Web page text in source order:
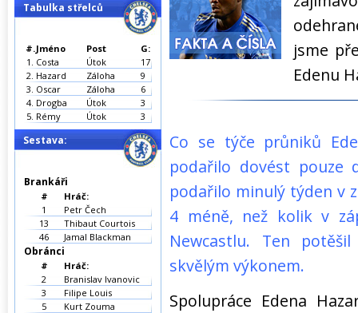
jsme
Edenu
Co se týče průniků
podařilo dovést
podařilo minulý týden v
4 méně, než kolik v
Newcastlu. Ten
skvělým výkonem.
Spolupráce Edena
Tabulka střelců
#.Jméno Post
G:
1. Costa Útok
17
2. Hazard Záloha
9
3. Oscar Záloha
6
4. Drogba Útok
3
5. Rémy Útok 3
Sestava:
Brankáři
#
Hráč:
1
Petr Čech
13
Thibaut Courtois
46
Jamal Blackman
Obránci
#
Hráč:
2
Branislav Ivanovic
3
Filipe Louis
5
Kurt Zouma